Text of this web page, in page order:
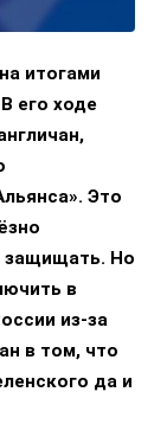
итогами
его ходе
Это
защищать. Но
в
из-за
в том, что
да и